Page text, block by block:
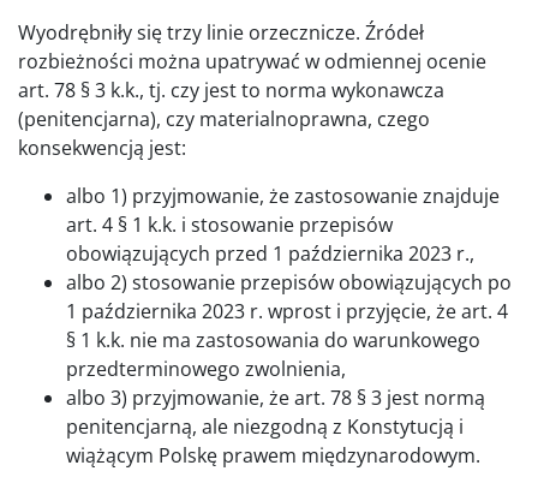
Wyodrębniły się trzy linie orzecznicze. Źródeł
rozbieżności można upatrywać w odmiennej ocenie
art. 78 § 3 k.k., tj. czy jest to norma wykonawcza
(penitencjarna), czy materialnoprawna, czego
konsekwencją jest:
albo 1) przyjmowanie, że zastosowanie znajduje
art. 4 § 1 k.k. i stosowanie przepisów
obowiązujących przed 1 października 2023 r.,
albo 2) stosowanie przepisów obowiązujących po
1 października 2023 r. wprost i przyjęcie, że art. 4
§ 1 k.k. nie ma zastosowania do warunkowego
przedterminowego zwolnienia,
albo 3) przyjmowanie, że art. 78 § 3 jest normą
penitencjarną, ale niezgodną z Konstytucją i
wiążącym Polskę prawem międzynarodowym.